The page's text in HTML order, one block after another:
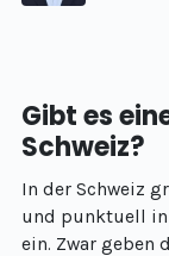
Gibt es
Schweiz?
In der Schweiz
und punktuell
ein. Zwar geben